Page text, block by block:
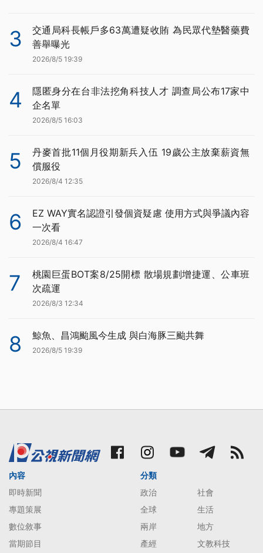
3
交通局科長帳戶多63萬遭疑收賄 為民眾代墊醫藥費
善舉曝光
2026/8/5 19:39
4
隱匿身分在台非法挖角科技人才 調查局公布17家中
企名單
2026/8/5 16:03
5
丹麥首批11個月役期新兵入伍 19歲公主放棄薪資無
償服役
2026/8/4 12:35
6
EZ WAY實名認證引發個資疑慮 使用方式與爭議內容
一次看
2026/8/4 16:47
7
桃園巨蛋BOT案8/25開標 散場規劃增捷運、公車班
次疏運
2026/8/3 12:34
8 鯨魚、昌鴻颱風今生成 與白海豚三颱共舞
2026/8/5 19:39
內容
即時新聞
專題策展
數位敘事
當期節目
分類
政治
社會
全球
生活
兩岸
地方
產經
文教科技